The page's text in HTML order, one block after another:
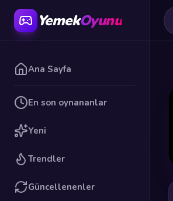
YemekOyunu
Ana Sayfa
En son oynananlar
Yeni
Trendler
Güncellenenler